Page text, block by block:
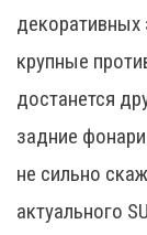
декоративных
крупные
достанется
задние
не сильно
актуального